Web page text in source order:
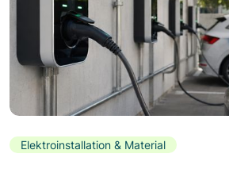
Elektroinstallation & Material